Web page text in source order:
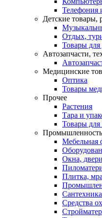
Телефония
Детские товары,
Отдых,
Товары для
Автозапчасти,
Медицинские
Оптика
Товары
Прочее
Растения
Тара и
Товары
Мебельная
Окна,
Плитка,
Средства